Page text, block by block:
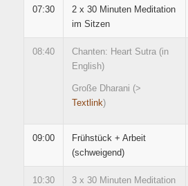
07:30
2 x 30 Minuten Meditation
im Sitzen
08:40
Chanten: Heart Sutra (in
English)
Große Dharani (>
Textlink)
09:00
Frühstück + Arbeit
(schweigend)
10:30
3 x 30 Minuten Meditation